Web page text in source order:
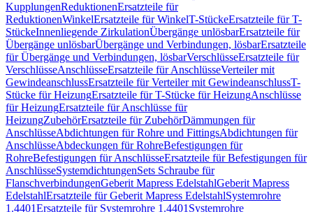
KupplungenReduktionenErsatzteile für
ReduktionenWinkelErsatzteile für WinkelT-StückeErsatzteile für T-
StückeInnenliegende ZirkulationÜbergänge unlösbarErsatzteile für
Übergänge unlösbarÜbergänge und Verbindungen, lösbarErsatzteile
für Übergänge und Verbindungen, lösbarVerschlüsseErsatzteile für
VerschlüsseAnschlüsseErsatzteile für AnschlüsseVerteiler mit
GewindeanschlussErsatzteile für Verteiler mit GewindeanschlussT-
Stücke für HeizungErsatzteile für T-Stücke für HeizungAnschlüsse
für HeizungErsatzteile für Anschlüsse für
HeizungZubehörErsatzteile für ZubehörDämmungen für
AnschlüsseAbdichtungen für Rohre und FittingsAbdichtungen für
AnschlüsseAbdeckungen für RohreBefestigungen für
RohreBefestigungen für AnschlüsseErsatzteile für Befestigungen für
AnschlüsseSystemdichtungenSets Schraube für
FlanschverbindungenGeberit Mapress EdelstahlGeberit Mapress
EdelstahlErsatzteile für Geberit Mapress EdelstahlSystemrohre
1.4401Ersatzteile für Systemrohre 1.4401 Systemrohre